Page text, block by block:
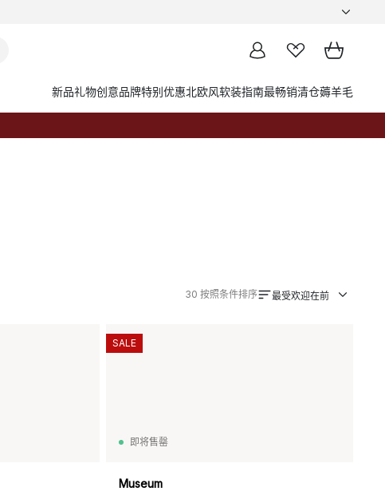
新品礼物创意品牌特别优惠北欧风软装指南最畅销清仓薅羊毛
30 按照条件排序 最受欢迎在前
即将售罄
Museum
SALE